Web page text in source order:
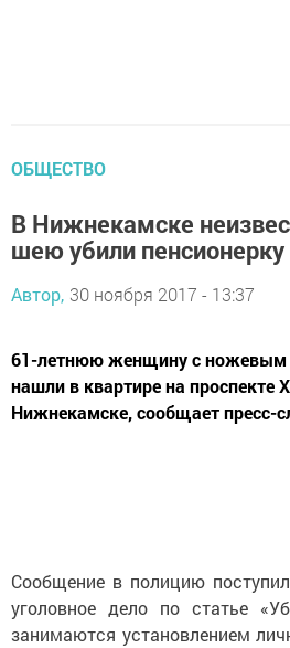
ОБЩЕСТВО
В Нижнекамске
шею убили пенсионерку
Автор, 30 ноября 2017 - 13:37
61-летнюю женщину с ножевым
нашли в квартире на проспекте
Нижнекамске, сообщает
Сообщение в полицию
уголовное дело по статье
занимаются установлением